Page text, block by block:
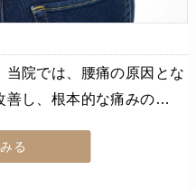
院では、腰痛の原因とな
善し、根本的な痛みの…
る